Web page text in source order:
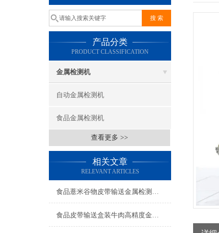
产品分类
PRODUCT CLASSIFICATION
金属检测机
自动金属检测机
食品金属检测机
查看更多 >>
相关文章
RELEVANT ARTICLES
食品薏米谷物皮带输送金属检测机工厂生产
食品皮带输送盒装牛肉高精度金属检测机操作简单